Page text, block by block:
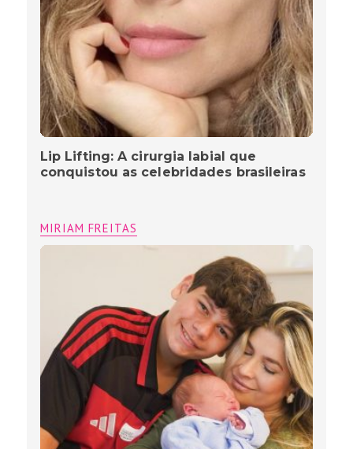
Lip Lifting: A cirurgia labial que
conquistou as celebridades brasileiras
MIRIAM FREITAS